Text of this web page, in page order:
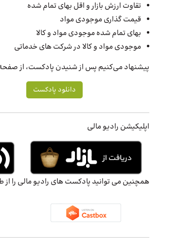
تقاوت ارزش بازار و اقل بهای تمام شده
قیمت گذاری موجودی مواد
بهای تمام شده موجودی مواد و کالا
موجودی مواد و کالا در شرکت های خدماتی
پیشنهاد می‌کنیم پس از شنیدن پادکست، از
دانلود پادکست
اپلیکیشن رادیو مالی
همچنین می توانید پادکست های رادیو مالی را از